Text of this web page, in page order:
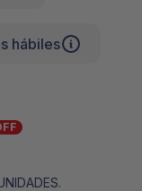
hábiles